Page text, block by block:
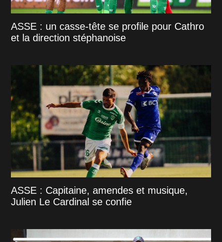
ASSE : un casse-tête se profile pour Cathro
et la direction stéphanoise
ASSE : Capitaine, amendes et musique,
Julien Le Cardinal se confie